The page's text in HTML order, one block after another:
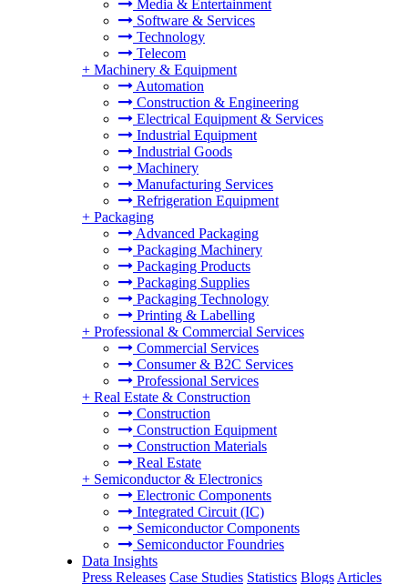
Media & Entertainment
Software & Services
Technology
Telecom
+ Machinery & Equipment
Automation
Construction & Engineering
Electrical Equipment & Services
Industrial Equipment
Industrial Goods
Machinery
Manufacturing Services
Refrigeration Equipment
+ Packaging
Advanced Packaging
Packaging Machinery
Packaging Products
Packaging Supplies
Packaging Technology
Printing & Labelling
+ Professional & Commercial Services
Commercial Services
Consumer & B2C Services
Professional Services
+ Real Estate & Construction
Construction
Construction Equipment
Construction Materials
Real Estate
+ Semiconductor & Electronics
Electronic Components
Integrated Circuit (IC)
Semiconductor Components
Semiconductor Foundries
Data Insights
Press Releases Case Studies Statistics Blogs Articles